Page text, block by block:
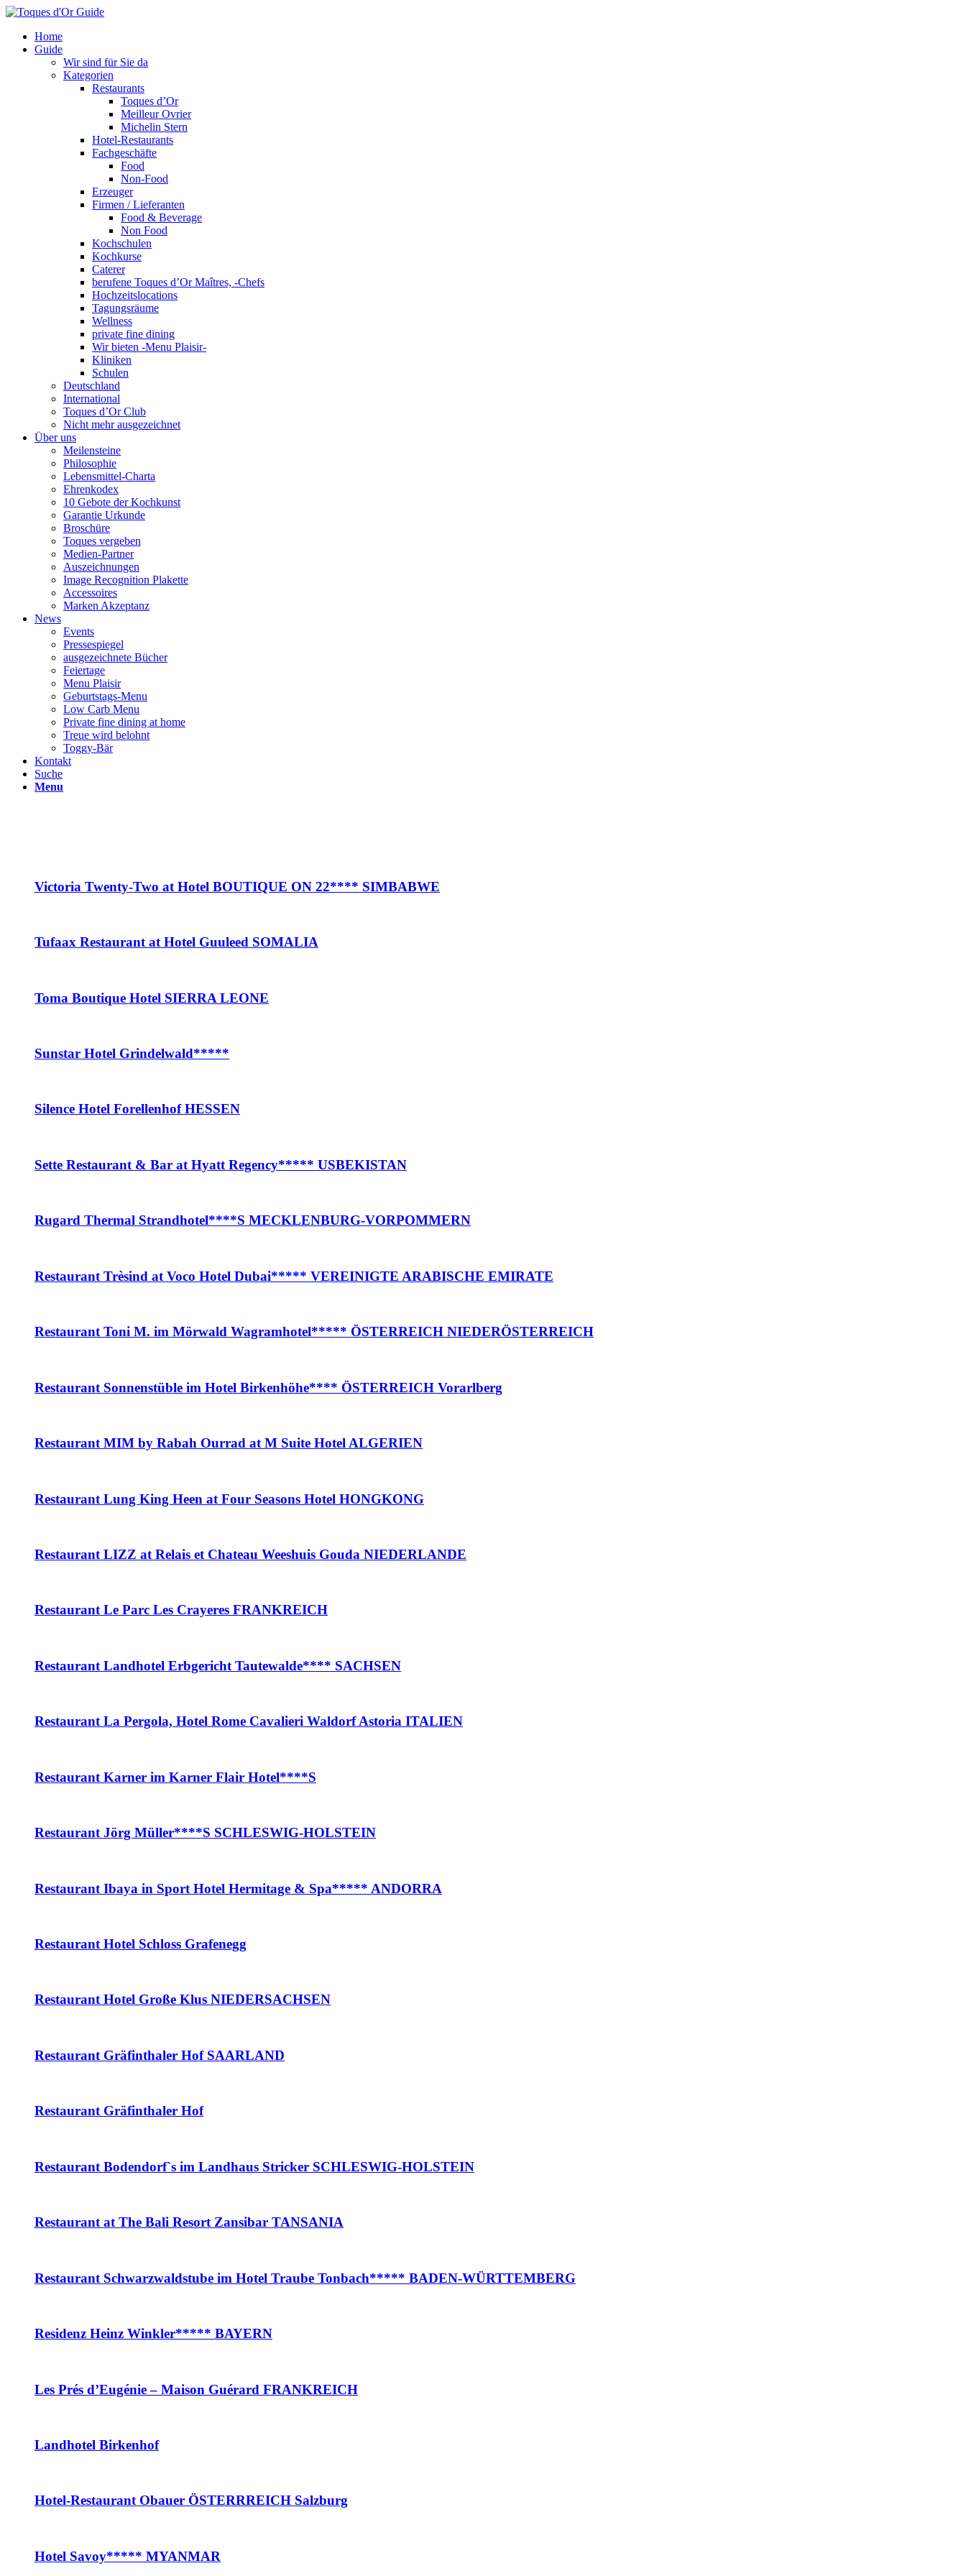
Home
Guide
Wir sind für Sie da
Kategorien
Restaurants
Toques d’Or
Meilleur Ovrier
Michelin Stern
Hotel-Restaurants
Fachgeschäfte
Food
Non-Food
Erzeuger
Firmen / Lieferanten
Food & Beverage
Non Food
Kochschulen
Kochkurse
Caterer
berufene Toques d’Or Maîtres, -Chefs
Hochzeitslocations
Tagungsräume
Wellness
private fine dining
Wir bieten -Menu Plaisir-
Kliniken
Schulen
Deutschland
International
Toques d’Or Club
Nicht mehr ausgezeichnet
Über uns
Meilensteine
Philosophie
Lebensmittel-Charta
Ehrenkodex
10 Gebote der Kochkunst
Garantie Urkunde
Broschüre
Toques vergeben
Medien-Partner
Auszeichnungen
Image Recognition Plakette
Accessoires
Marken Akzeptanz
News
Events
Pressespiegel
ausgezeichnete Bücher
Feiertage
Menu Plaisir
Geburtstags-Menu
Low Carb Menu
Private fine dining at home
Treue wird belohnt
Toggy-Bär
Kontakt
Suche
Menu
Victoria Twenty-Two at Hotel BOUTIQUE ON 22**** SIMBABWE
Tufaax Restaurant at Hotel Guuleed SOMALIA
Toma Boutique Hotel SIERRA LEONE
Sunstar Hotel Grindelwald*****
Silence Hotel Forellenhof HESSEN
Sette Restaurant & Bar at Hyatt Regency***** USBEKISTAN
Rugard Thermal Strandhotel****S MECKLENBURG-VORPOMMERN
Restaurant Trèsind at Voco Hotel Dubai***** VEREINIGTE ARABISCHE EMIRATE
Restaurant Toni M. im Mörwald Wagramhotel***** ÖSTERREICH NIEDERÖSTERREICH
Restaurant Sonnenstüble im Hotel Birkenhöhe**** ÖSTERREICH Vorarlberg
Restaurant MIM by Rabah Ourrad at M Suite Hotel ALGERIEN
Restaurant Lung King Heen at Four Seasons Hotel HONGKONG
Restaurant LIZZ at Relais et Chateau Weeshuis Gouda NIEDERLANDE
Restaurant Le Parc Les Crayeres FRANKREICH
Restaurant Landhotel Erbgericht Tautewalde**** SACHSEN
Restaurant La Pergola, Hotel Rome Cavalieri Waldorf Astoria ITALIEN
Restaurant Karner im Karner Flair Hotel****S
Restaurant Jörg Müller****S SCHLESWIG-HOLSTEIN
Restaurant Ibaya in Sport Hotel Hermitage & Spa***** ANDORRA
Restaurant Hotel Schloss Grafenegg
Restaurant Hotel Große Klus NIEDERSACHSEN
Restaurant Gräfinthaler Hof SAARLAND
Restaurant Gräfinthaler Hof
Restaurant Bodendorf`s im Landhaus Stricker SCHLESWIG-HOLSTEIN
Restaurant at The Bali Resort Zansibar TANSANIA
Restaurant Schwarzwaldstube im Hotel Traube Tonbach***** BADEN-WÜRTTEMBERG
Residenz Heinz Winkler***** BAYERN
Les Prés d’Eugénie – Maison Guérard FRANKREICH
Landhotel Birkenhof
Hotel-Restaurant Obauer ÖSTERRREICH Salzburg
Hotel Savoy***** MYANMAR